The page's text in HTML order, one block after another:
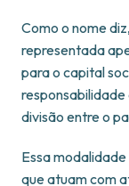
Como o nome
representada
para o capital
responsabilidade
divisão entre o
Essa
que atuam com